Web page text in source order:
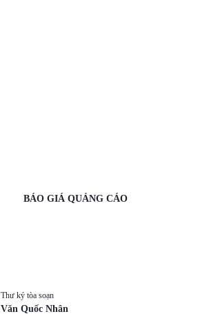
BÁO GIÁ QUẢNG CÁO
Thư ký tòa soạn
Văn Quốc Nhân